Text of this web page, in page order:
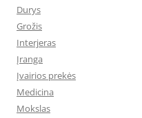
Durys
Grožis
Interjeras
Įranga
Įvairios prekės
Medicina
Mokslas